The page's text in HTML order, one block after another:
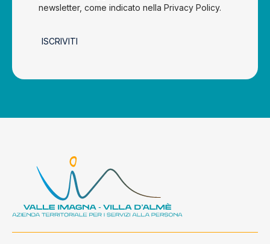
newsletter, come indicato nella Privacy Policy.
ISCRIVITI